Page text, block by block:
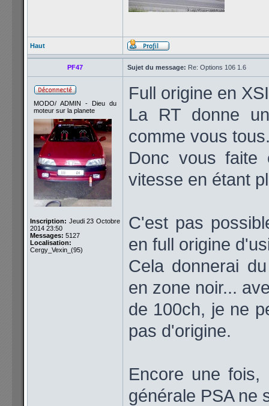
Haut
PF47 Sujet du message: Re: Options 106 1.6
MODO/ ADMIN - Dieu du
moteur sur la planete
Inscription: Jeudi 23 Octobre
2014 23:50
Messages: 5127
Localisation:
Cergy_Vexin_(95)
Full origine en
La RT donne
comme vous
Donc vous faite
vitesse en étant
C'est pas
en full origine
Cela donnerai
en zone noir...
de 100ch, je ne
pas d'origine.
Encore une
générale PSA ne